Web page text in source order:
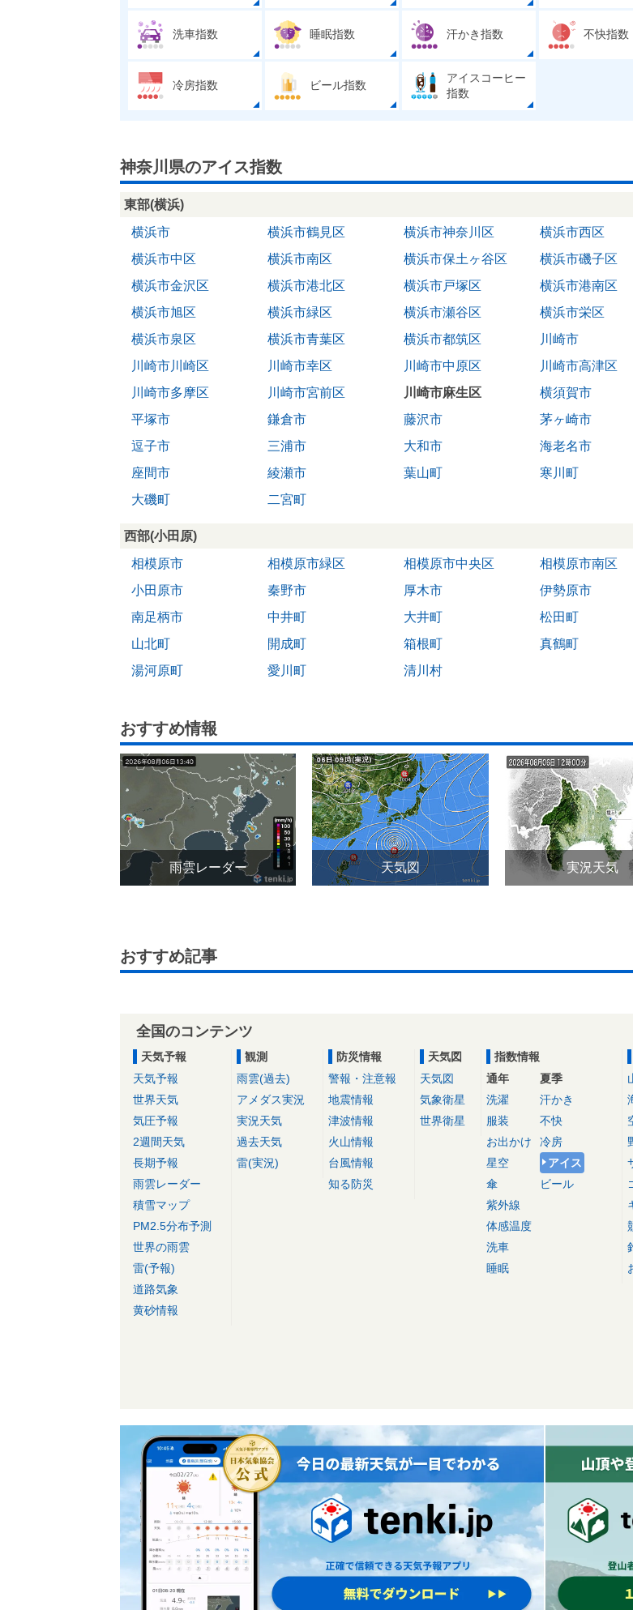
洗車指数 睡眠指数 汗かき指数 不快指数
冷房指数 ビール指数
アイスコーヒー
指数
神奈川県のアイス指数
東部(横浜)
横浜市
横浜市鶴見区 横浜市神奈川区
横浜市西区
横浜市中区
横浜市南区 横浜市保土ヶ谷区
横浜市磯子区
横浜市金沢区
横浜市港北区 横浜市戸塚区
横浜市港南区
横浜市旭区
横浜市緑区 横浜市瀬谷区
横浜市栄区
横浜市泉区
横浜市青葉区 横浜市都筑区
川崎市
川崎市川崎区
川崎市幸区 川崎市中原区
川崎市高津区
川崎市多摩区
川崎市宮前区 川崎市麻生区
横須賀市
平塚市
鎌倉市 藤沢市
茅ヶ崎市
逗子市
三浦市 大和市
海老名市
座間市
綾瀬市 葉山町
寒川町
大磯町
二宮町
西部(小田原)
相模原市
相模原市緑区 相模原市中央区
相模原市南区
小田原市
秦野市 厚木市
伊勢原市
南足柄市
中井町 大井町
松田町
山北町
開成町 箱根町
真鶴町
湯河原町
愛川町 清川村
おすすめ情報
雨雲レーダー 天気図 実況天気
おすすめ記事
全国のコンテンツ
天気予報
天気予報
世界天気
気圧予報
2週間天気
長期予報
雨雲レーダー
積雪マップ
PM2.5分布予測
世界の雨雲
雷(予報)
道路気象
黄砂情報
観測
雨雲(過去)
アメダス実況
実況天気
過去天気
雷(実況)
防災情報
警報・注意報
地震情報
津波情報
火山情報
台風情報
知る防災
天気図
天気図
気象衛星
世界衛星
指数情報
通年
洗濯
服装
お出かけ
星空
傘
紫外線
体感温度
洗車
睡眠
夏季
汗かき
不快
冷房
アイス
ビール